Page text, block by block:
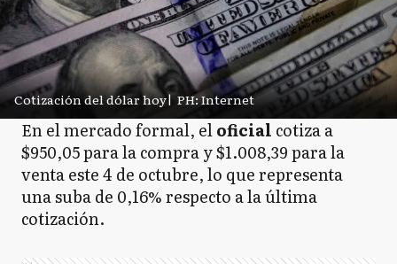
Cotización del dólar hoy| PH: Internet
En el mercado formal, eloficial cotiza a
$950,05 para la compra y $1.008,39 para la
venta este 4 de octubre, lo que representa
una suba de 0,16% respecto a la última
cotización.